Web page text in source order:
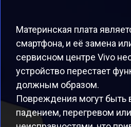
Материнская плата
смартфона, и её замена
сервисном центре Vivo
устройство перестает
должным образом.
Повреждения могут быть
падением, перегревом